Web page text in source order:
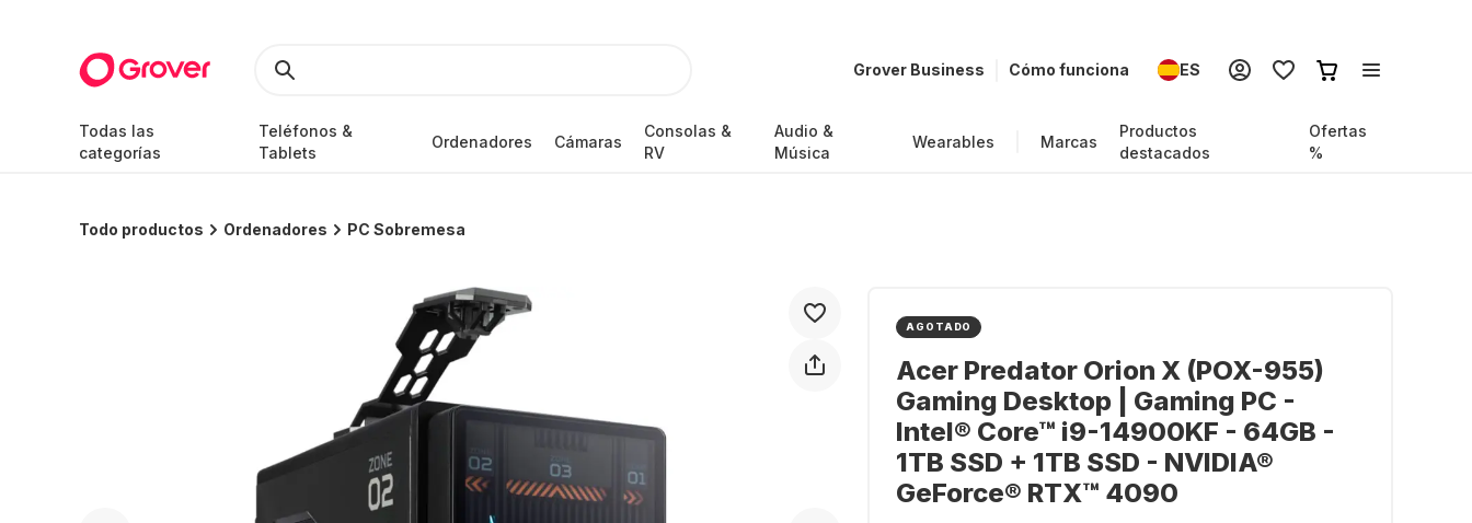
Grover Business Cómo funciona ES
Todas las
categorías
Teléfonos &
Tablets
Ordenadores Cámaras
Consolas &
RV
Audio &
Música
Wearables Marcas
Productos
destacados
Ofertas
%
Todo productos Ordenadores PC Sobremesa
AGOTADO
Acer Predator Orion X (POX-955)
Gaming Desktop | Gaming PC -
Intel® Core™ i9-14900KF - 64GB -
1TB SSD + 1TB SSD - NVIDIA®
GeForce® RTX™ 4090